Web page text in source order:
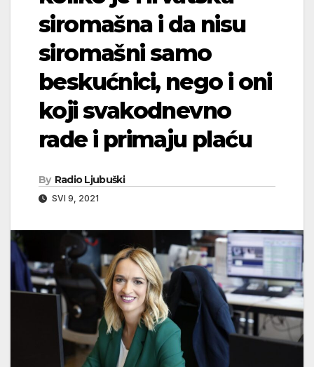
siromašna i da nisu
siromašni samo
beskućnici, nego i oni
koji svakodnevno
rade i primaju plaću
By Radio Ljubuški
SVI 9, 2021